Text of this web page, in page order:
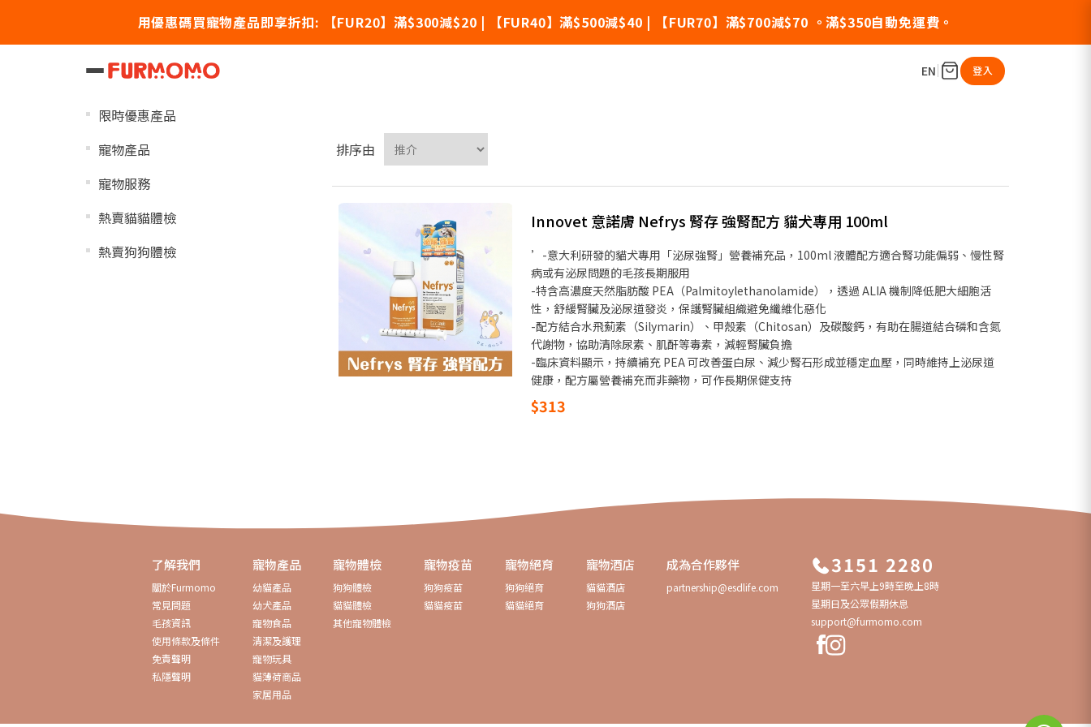
用優惠碼買寵物產品即享折扣: 【FUR20】滿$300減$20 | 【FUR40】滿$500減$40 | 【FUR70】滿$700減$70 。滿$350自動免運費。
EN 登入
分類管理
限時優惠產品
寵物產品
寵物服務
熱賣貓貓體檢
熱賣狗狗體檢
排序由
Innovet 意諾膚 Nefrys 腎存 強腎配方 貓犬專用 100ml
’-意大利研發的貓犬專用「泌尿強腎」營養補充品，100ml 液體配方適合腎功能偏弱、慢性腎
病或有泌尿問題的毛孩長期服用
-特含高濃度天然脂肪酸 PEA（Palmitoylethanolamide），透過 ALIA 機制降低肥大細胞活
性，舒緩腎臟及泌尿道發炎，保護腎臟組織避免纖維化惡化
-配方結合水飛薊素（Silymarin）、甲殼素（Chitosan）及碳酸鈣，有助在腸道結合磷和含氮
代謝物，協助清除尿素、肌酐等毒素，減輕腎臟負擔
-臨床資料顯示，持續補充 PEA 可改善蛋白尿、減少腎石形成並穩定血壓，同時維持上泌尿道
健康，配方屬營養補充而非藥物，可作長期保健支持
$313
了解我們
關於Furmomo
常見問題
毛孩資訊
使用條款及條件
免責聲明
私隱聲明
寵物產品
幼貓產品
幼犬產品
寵物食品
清潔及護理
寵物玩具
貓薄荷商品
家居用品
寵物體檢
狗狗體檢
貓貓體檢
其他寵物體檢
寵物疫苗
狗狗疫苗
貓貓疫苗
寵物絕育
狗狗絕育
貓貓絕育
寵物酒店
貓貓酒店
狗狗酒店
成為合作夥伴
partnership@esdlife.com
3151 2280
星期一至六早上9時至晚上8時
星期日及公眾假期休息
support@furmomo.com